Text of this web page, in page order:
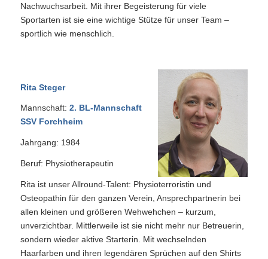
Nachwuchsarbeit. Mit ihrer Begeisterung für viele
Sportarten ist sie eine wichtige Stütze für unser Team –
sportlich wie menschlich.
Rita Steger
Mannschaft: 2. BL-Mannschaft
SSV Forchheim
Jahrgang: 1984
Beruf: Physiotherapeutin
Rita ist unser Allround-Talent: Physioterroristin und
Osteopathin für den ganzen Verein, Ansprechpartnerin bei
allen kleinen und größeren Wehwehchen – kurzum,
unverzichtbar. Mittlerweile ist sie nicht mehr nur Betreuerin,
sondern wieder aktive Starterin. Mit wechselnden
Haarfarben und ihren legendären Sprüchen auf den Shirts